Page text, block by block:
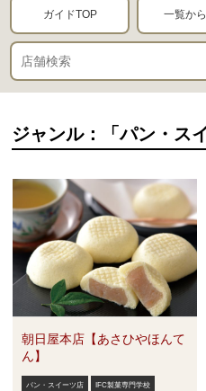
ガイドTOP 一覧か
ジャンル：「パン・ス
朝日屋本店【あさひやほんて
ん】
パン・スイーツ店 IFC製菓専門学校